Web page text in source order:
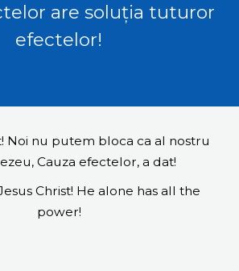
are soluția tuturor
efectelor!
Noi nu putem bloca ca al nostru
Cauza efectelor, a dat!
Christ! He alone has all the
power!